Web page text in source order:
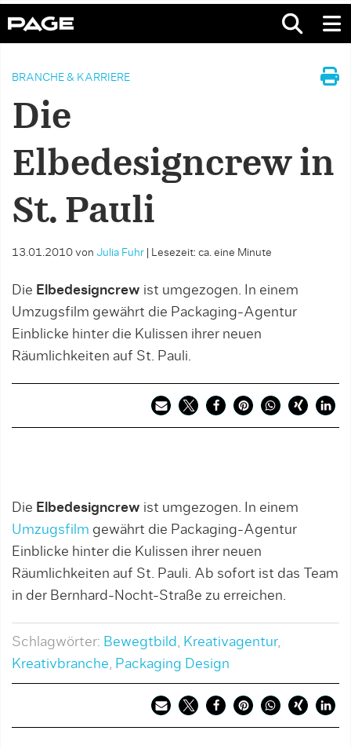
BRANCHE & KARRIERE
Die
Elbedesigncrew in
St. Pauli
13.01.2010 von Julia Fuhr Lesezeit: ca. eine Minute
Die Elbedesigncrew ist umgezogen. In einem
Umzugsfilm gewährt die Packaging-Agentur
Einblicke hinter die Kulissen ihrer neuen
Räumlichkeiten auf St. Pauli.
Die Elbedesigncrew ist umgezogen. In einem
Umzugsfilm gewährt die Packaging-Agentur
Einblicke hinter die Kulissen ihrer neuen
Räumlichkeiten auf St. Pauli. Ab sofort ist das Team
in der Bernhard-Nocht-Straße zu erreichen.
Schlagwörter: Bewegtbild, Kreativagentur,
Kreativbranche, Packaging Design